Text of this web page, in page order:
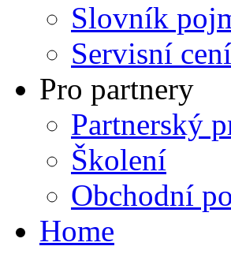
Slovník
Servisní
Pro partnery
Partnerský
Školení
Obchodní
Home